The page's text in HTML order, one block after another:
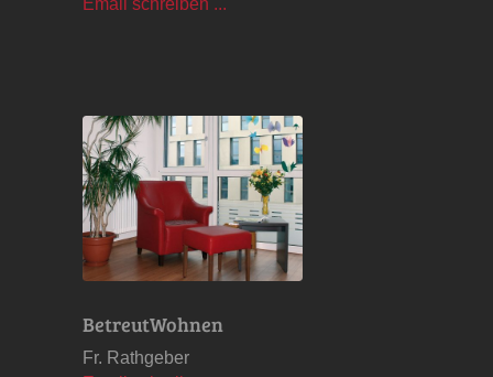
Email schreiben ...
BetreutWohnen
Fr. Rathgeber